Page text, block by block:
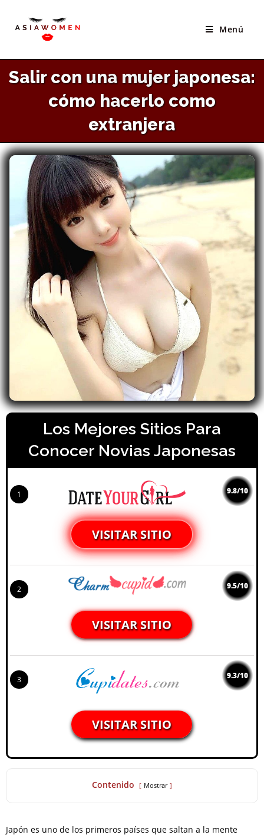
Menú
Salir con una mujer japonesa:
cómo hacerlo como
extranjera
Los Mejores Sitios Para
Conocer Novias Japonesas
1 9.8/10
VISITAR SITIO
2 9.5/10
VISITAR SITIO
3 9.3/10
VISITAR SITIO
Contenido Mostrar
Japón es uno de los primeros países que saltan a la mente